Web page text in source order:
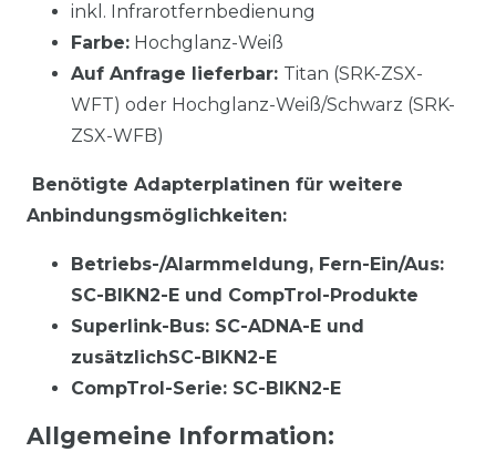
inkl. Infrarotfernbedienung
Farbe: Hochglanz-Weiß
Auf Anfrage lieferbar: Titan (SRK-ZSX-
WFT) oder Hochglanz-Weiß/Schwarz (SRK-
ZSX-WFB)
Benötigte Adapterplatinen für weitere
Anbindungsmöglichkeiten:
Betriebs-/Alarmmeldung, Fern-Ein/Aus:
SC-BIKN2-E und CompTrol-Produkte
Superlink-Bus: SC-ADNA-E und
zusätzlichSC-BIKN2-E
CompTrol-Serie: SC-BIKN2-E
Allgemeine Information: